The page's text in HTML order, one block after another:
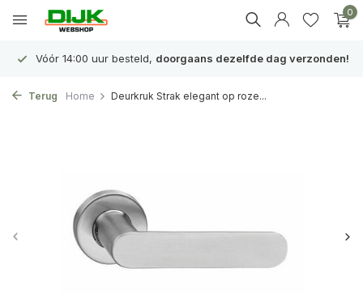
0
Vóór 14:00 uur besteld, doorgaans dezelfde dag verzonden!
Terug Home Deurkruk Strak elegant op roze...